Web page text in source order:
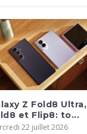
Z Fold8 Ultra,
et Flip8: to...
22 juillet 2026